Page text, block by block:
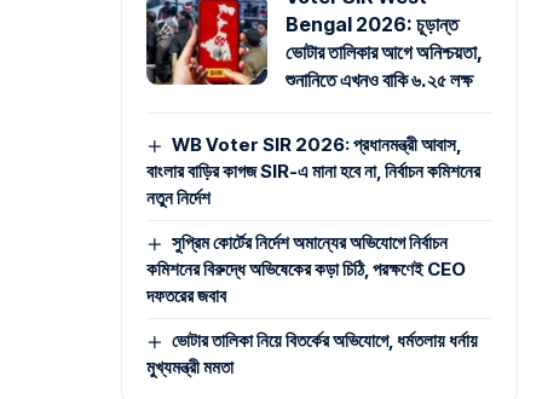
Bengal 2026: চূড়ান্ত
ভোটার তালিকার আগে অনিশ্চয়তা,
শুনানিতে এখনও বাকি ৬.২৫ লক্ষ
WB Voter SIR 2026: প্রধানমন্ত্রী আবাস,
বাংলার বাড়ির কাগজ SIR-এ মানা হবে না, নির্বাচন কমিশনের
নতুন নির্দেশ
সুপ্রিম কোর্টের নির্দেশ অমান্যের অভিযোগে নির্বাচন
কমিশনের বিরুদ্ধে অভিষেকের কড়া চিঠি, পরক্ষণেই CEO
দফতরের জবাব
ভোটার তালিকা নিয়ে বিতর্কের অভিযোগে, ধর্মতলায় ধর্নায়
মুখ্যমন্ত্রী মমতা